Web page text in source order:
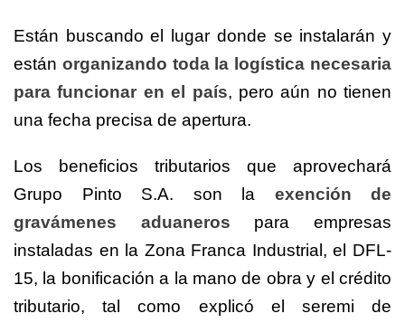
Están buscando el lugar donde se instalarán y
están organizando toda la logística necesaria
para funcionar en el país, pero aún no tienen
una fecha precisa de apertura.
Los beneficios tributarios que aprovechará
Grupo Pinto S.A. son la exención de
gravámenes aduaneros para empresas
instaladas en la Zona Franca Industrial, el DFL-
15, la bonificación a la mano de obra y el crédito
tributario, tal como explicó el seremi de